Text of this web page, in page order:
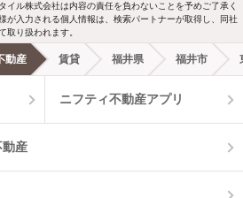
独立洗面台
都市ガス
オートロック
イル株式会社は内容の責任を負わないことを予めご了承く
が入力される個人情報は、検索パートナーが取得し、同社
取り扱われます。
動産 賃貸 福井県 福井市
ニフティ不動産アプリ
産